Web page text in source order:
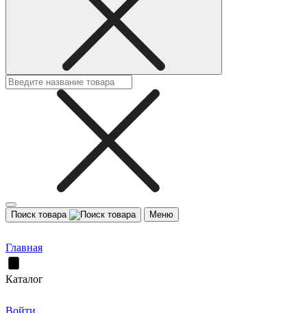
Поиск товара Меню
Главная
Каталог
Войти